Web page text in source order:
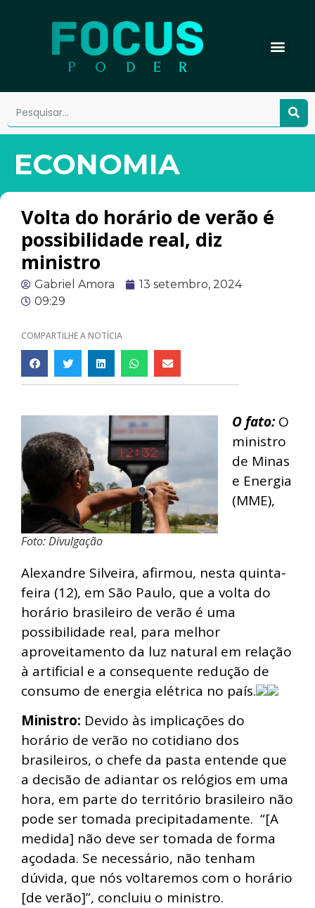
ECONOMIA
Volta do horário de verão é
possibilidade real, diz
ministro
Gabriel Amora
13 setembro, 2024
09:29
COMPARTILHE A NOTÍCIA
Foto: Divulgação
O fato:O
ministro
de Minas
e Energia
(MME),
Alexandre Silveira, afirmou, nesta quinta-
feira (12), em São Paulo, que a volta do
horário brasileiro de verão é uma
possibilidade real, para melhor
aproveitamento da luz natural em relação
à artificial e a consequente redução de
consumo de energia elétrica no país.
Ministro: Devido às implicações do
horário de verão no cotidiano dos
brasileiros, o chefe da pasta entende que
a decisão de adiantar os relógios em uma
hora, em parte do território brasileiro não
pode ser tomada precipitadamente. “[A
medida] não deve ser tomada de forma
açodada. Se necessário, não tenham
dúvida, que nós voltaremos com o horário
[de verão]”, concluiu o ministro.